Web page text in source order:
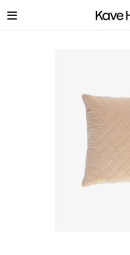

STOCK DISPONIBLE.
Correo electrónico